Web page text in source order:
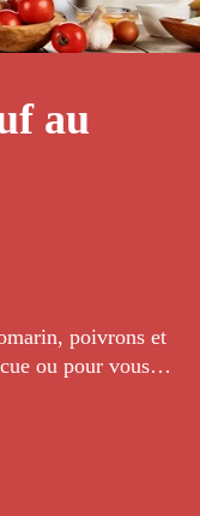
au
poivrons et
ou pour vous